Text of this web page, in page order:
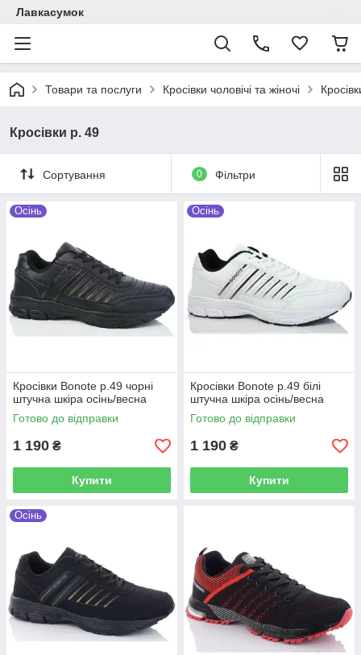
Лавкасумок
Товари та послуги Кросівки чоловічі та жіночі
Кросівки р. 49
Сортування 0 Фільтри
Осінь
Кросівки Bonote р.49 чорні
штучна шкіра осінь/весна
Готово до відправки
1 190 ₴
Купити
Осінь
Кросівки Bonote р.49 білі
штучна шкіра осінь/весна
Готово до відправки
1 190 ₴
Купити
Осінь